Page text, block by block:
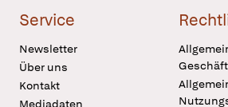
Service
Newsletter
Über uns
Kontakt
Mediadaten